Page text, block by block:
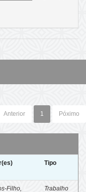
Anterior 1 Póximo
Tipo
Filho,
Trabalho